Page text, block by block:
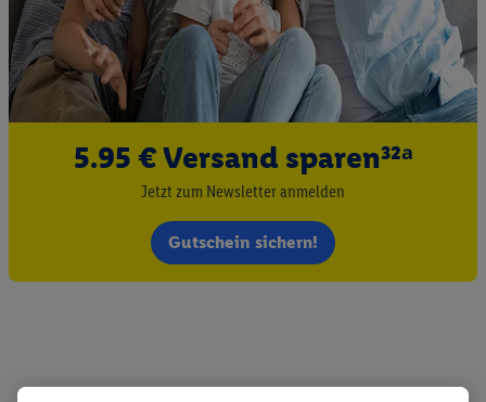
5.95 € Versand sparen³²ᵃ
Jetzt zum Newsletter anmelden
Gutschein sichern!